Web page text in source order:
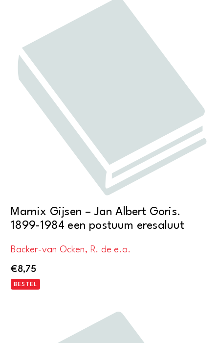
Marnix Gijsen – Jan Albert Goris.
1899-1984 een postuum eresaluut
Backer-van Ocken, R. de e.a.
€8,75
BESTEL